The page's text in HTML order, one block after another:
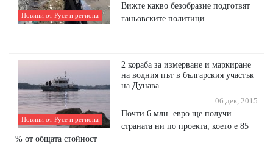
Новини от Русе и региона
Вижте какво безобразие подготвят
ганьовските политици
Новини от Русе и региона
2 кораба за измерване и маркиране
на водния път в българския участък
на Дунава
06 дек, 2015
Почти 6 млн. евро ще получи
страната ни по проекта, което е 85
% от общата стойност